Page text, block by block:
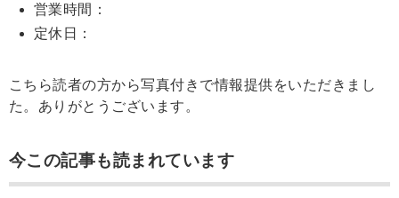
営業時間：
定休日：
こちら読者の方から写真付きで情報提供をいただきまし
た。ありがとうございます。
今この記事も読まれています